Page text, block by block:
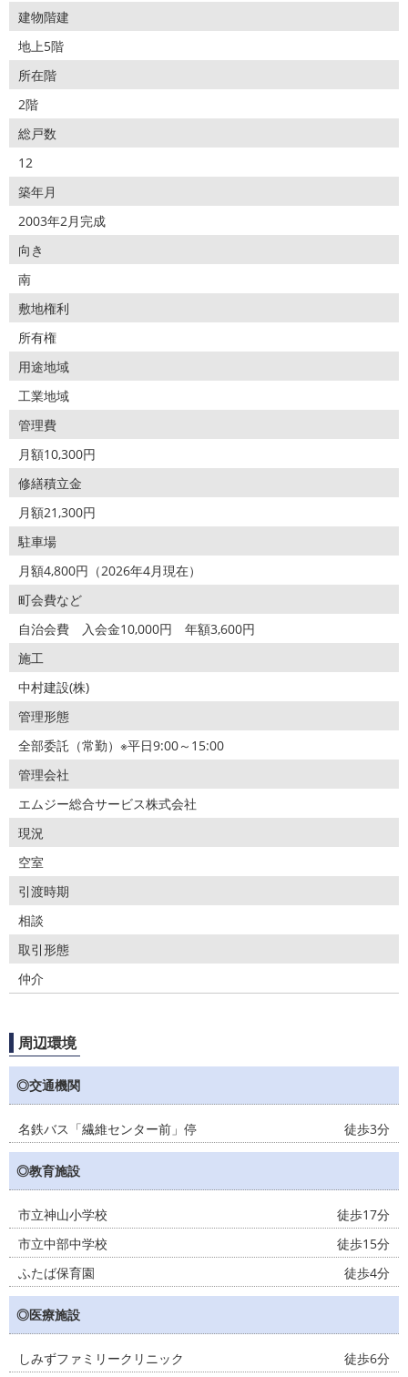
建物階建
地上5階
所在階
2階
総戸数
12
築年月
2003年2月完成
向き
南
敷地権利
所有権
用途地域
工業地域
管理費
月額10,300円
修繕積立金
月額21,300円
駐車場
月額4,800円（2026年4月現在）
町会費など
自治会費 入会金10,000円 年額3,600円
施工
中村建設(株)
管理形態
全部委託（常勤）※平日9:00～15:00
管理会社
エムジー総合サービス株式会社
現況
空室
引渡時期
相談
取引形態
仲介
周辺環境
◎交通機関
名鉄バス「繊維センター前」停 徒歩3分
◎教育施設
市立神山小学校
徒歩17分
市立中部中学校
徒歩15分
ふたば保育園
徒歩4分
◎医療施設
しみずファミリークリニック
徒歩6分